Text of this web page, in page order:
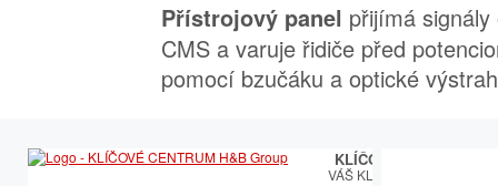
Přístrojový panel přijímá
CMS a varuje řidiče před
pomocí bzučáku a optické
KLÍČOVÉ CENTRUM
VÁŠ KLÍČOVÝ PARTNER